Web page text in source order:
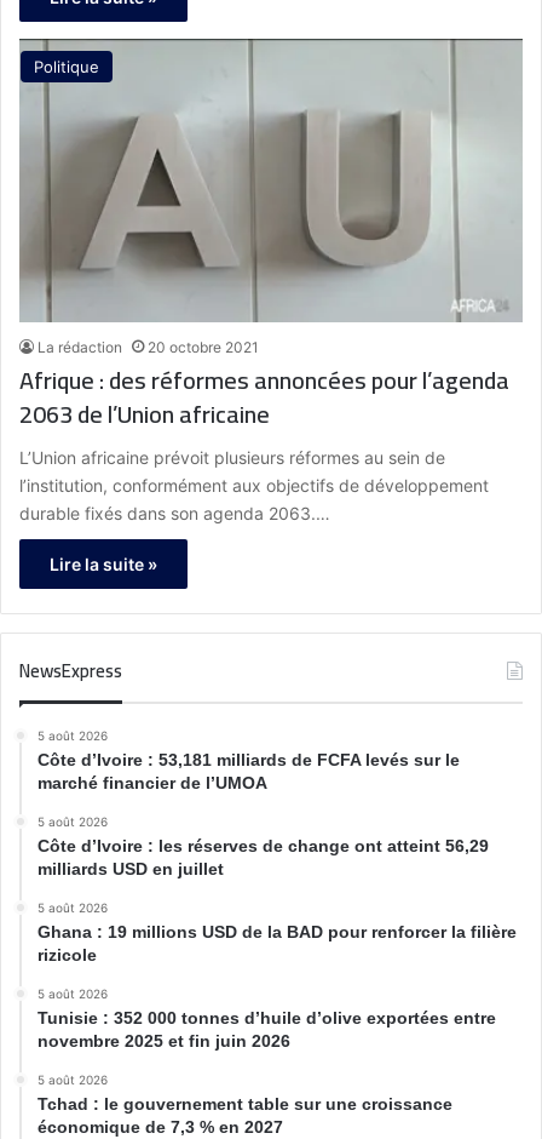
Politique
La rédaction 20 octobre 2021
Afrique : des réformes annoncées pour l’agenda
2063 de l’Union africaine
L’Union africaine prévoit plusieurs réformes au sein de
l’institution, conformément aux objectifs de développement
durable fixés dans son agenda 2063.…
Lire la suite »
NewsExpress
5 août 2026
Côte d’Ivoire : 53,181 milliards de FCFA levés sur le
marché financier de l’UMOA
5 août 2026
Côte d’Ivoire : les réserves de change ont atteint 56,29
milliards USD en juillet
5 août 2026
Ghana : 19 millions USD de la BAD pour renforcer la filière
rizicole
5 août 2026
Tunisie : 352 000 tonnes d’huile d’olive exportées entre
novembre 2025 et fin juin 2026
5 août 2026
Tchad : le gouvernement table sur une croissance
économique de 7,3 % en 2027